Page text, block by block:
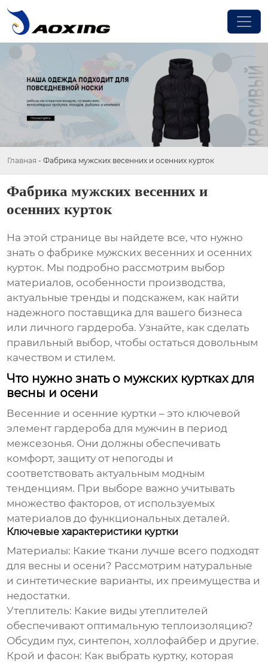
Главная - Фабрика мужских весенних и осенних курток
Фабрика мужских весенних и
осенних курток
На этой странице вы найдете все, что нужно
знать о фабрике мужских весенних и осенних
курток. Мы подробно рассмотрим выбор
материалов, особенности производства,
актуальные тренды и подскажем, как найти
надежного поставщика для вашего бизнеса
или личного гардероба. Узнайте, как сделать
правильный выбор, чтобы остаться довольным
качеством и стилем.
Что нужно знать о мужских куртках для
весны и осени
Весенние и осенние куртки – это ключевой
элемент гардероба для мужчин в период
межсезонья. Они должны обеспечивать
комфорт, защиту от непогоды и
соответствовать актуальным модным
тенденциям. При выборе важно учитывать
множество факторов, от используемых
материалов до функциональных деталей.
Ключевые характеристики куртки
Материалы: Какие ткани лучше всего подходят
для весны и осени? Рассмотрим натуральные
и синтетические варианты, их преимущества и
недостатки.
Утеплитель: Какие виды утеплителей
обеспечивают оптимальную теплоизоляцию?
Обсудим пух, синтепон, холлофайбер и другие.
Крой и фасон: Как выбрать куртку, которая